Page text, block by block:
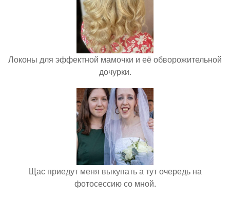
Локоны для эффектной мамочки и её обворожительной
дочурки.
Щас приедут меня выкупать а тут очередь на
фотосессию со мной.